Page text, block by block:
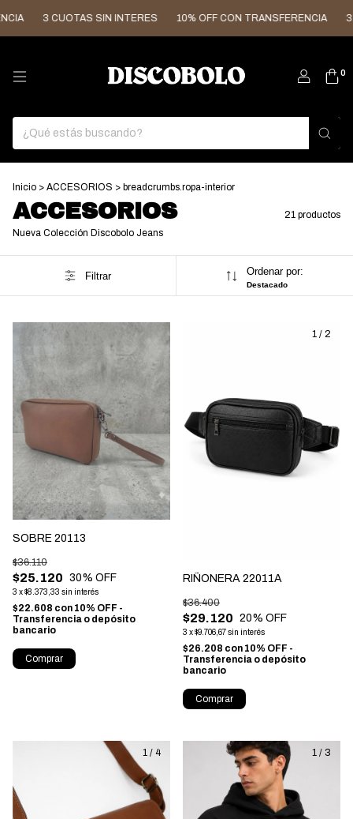
SIN INTERES 10% OFF CON TRANSFERENCIA 3 CUOTAS
0
Inicio > ACCESORIOS > breadcrumbs.ropa-interior
ACCESORIOS
21 productos
Nueva Colección Discobolo Jeans
Filtrar Ordenar por:
Destacado
SOBRE 20113
$25.120
$36.110
30% OFF
3 x$8.373,33 sin interés
$22.608 con 10% OFF -
Transferencia o depósito
bancario
Comprar
1 / 2
RIÑONERA 22011A
$29.120
$36.400
20% OFF
3 x$9.706,67sin interés
$26.208 con 10% OFF -
Transferencia o depósito
bancario
Comprar
1 / 4 1 / 3